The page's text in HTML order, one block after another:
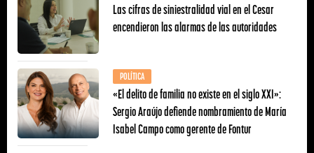
Las cifras de siniestralidad vial en el Cesar
encendieron las alarmas de las autoridades
POLÍTICA
«El delito de familia no existe en el siglo XXI»:
Sergio Araújo defiende nombramiento de María
Isabel Campo como gerente de Fontur